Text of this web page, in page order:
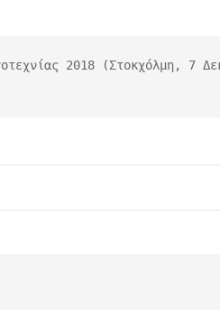
2018 (Στοκχόλμη, 7